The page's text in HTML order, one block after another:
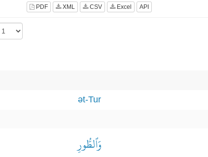
PDF XML CSV Excel API
ət-Tur
وَٱلطُّورِ